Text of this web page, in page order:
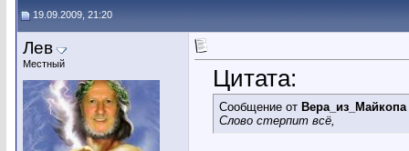
19.09.2009, 21:20
Лев
Местный
Цитата:
Сообщение от Вера_из_Майкопа
Слово стерпит всё,